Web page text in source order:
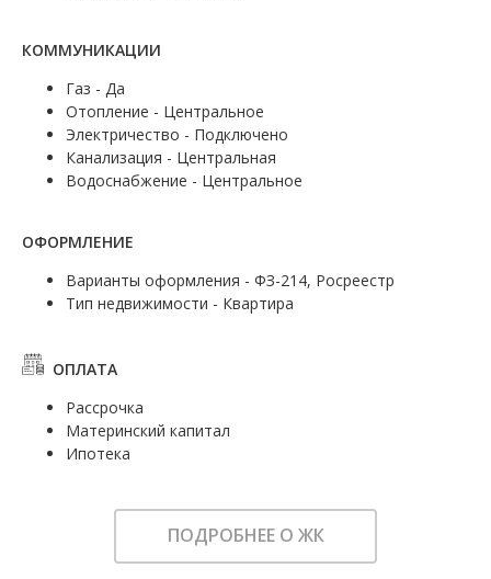
КОММУНИКАЦИИ
Газ - Да
Отопление - Центральное
Электричество - Подключено
Канализация - Центральная
Водоснабжение - Центральное
ОФОРМЛЕНИЕ
Варианты оформления - ФЗ-214, Росреестр
Тип недвижимости - Квартира
ОПЛАТА
Рассрочка
Материнский капитал
Ипотека
ПОДРОБНЕЕ О ЖК